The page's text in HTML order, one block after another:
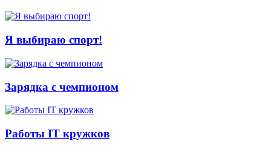
Я выбираю спорт!
Зарядка с чемпионом
Работы IT кружков